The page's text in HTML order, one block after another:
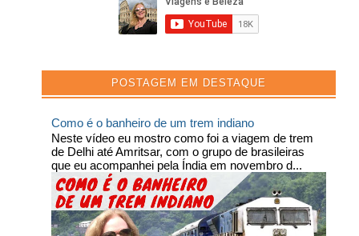
POSTAGEM EM DESTAQUE
Como é o banheiro de um trem indiano
Neste vídeo eu mostro como foi a viagem de trem
de Delhi até Amritsar, com o grupo de brasileiras
que eu acompanhei pela Índia em novembro d...